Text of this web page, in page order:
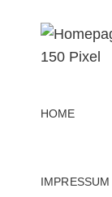
HOME
IMPRESSUM